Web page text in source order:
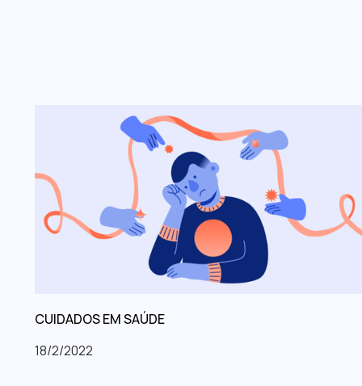
CUIDADOS EM SAÚDE
18/2/2022